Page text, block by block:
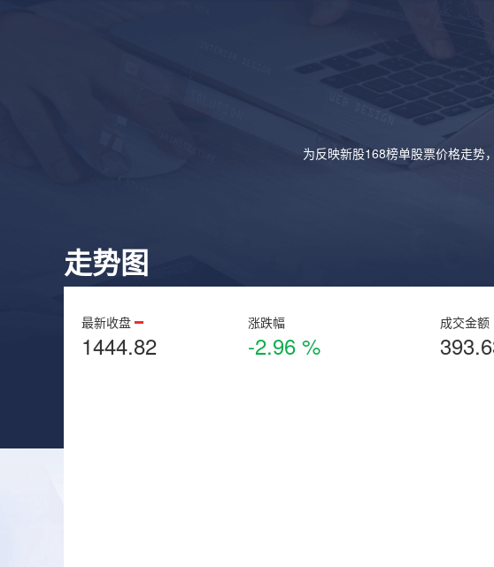
为反映新股168榜单股票价格走势
走势图
最新收盘
1444.82
涨跌幅
-2.96 %
成交金额